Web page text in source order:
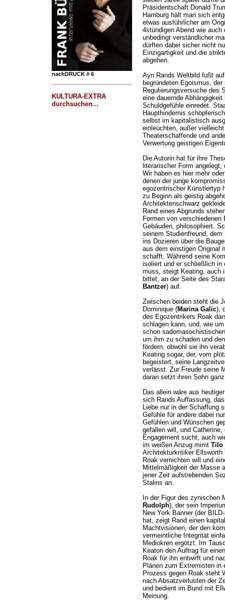
nachDRUCK # 6
KULTURA-EXTRA
durchsuchen...
Präsidentschaft Donald
Hamburg hält man sich
etwas ausführlicher am
4stündigen Abend wie
unbedingt verständlicher
dürften dabei sicher nicht
Einzigartigkeit und die
abgehen.
Ayn Rands Weltbild fußt
begründeten Egoismus,
Regulierungsversuche des
eine dauernde
Schuldgefühle einredet.
Haupthindernis
selbst im kapitalistisch
einleuchten, außer
Theaterschaffende und
Verwertung geistigen
Die Autorin hat für ihre
literarischer Form
Wir haben es hier mehr
denen der junge
egozentrischer Künstlertyp
zu Beginn als geistig
Architektenschwarz
Rand eines Abgrunds
Formen von
Gebäuden, philosophiert.
seinem Studienfreund,
ins Dozieren über die
aus dem einstigen Original
schafft. Während seine
isoliert und er schließlich in
muss, steigt Keating, auch
bittet, an der Seite des
Bantzer) auf.
Zwischen beiden steht die
Dominique (Marina Galic),
des Egozentrikers Roak
schlagen kann, und, wie
schon
um ihm zu schaden und
fördern, obwohl sie ihn
Keating sogar, der, vom
begeistert, seine
verlässt. Zur Freude seine
daran setzt ihren Sohn
Das allein wäre aus
sich Rands Auffassung,
Liebe nur in der Schaffung
Gefühle für andere dabei
Gefühlen und Wünschen
gefallen will, und
Engagement sucht, auch
im weißen Anzug mimt Tilo
Architekturkritiker Ellsworth
Roak vernichten will und
Mittelmäßigkeit der Masse
jener Zeit aufstrebenden
Stalins an.
In der Figur des zynischen
Rudolph), der sein
New York Banner (der
hat, zeigt Rand einen
Machtvisionen, der den
vermeintliche Integrität
Mediokren ergötzt. Im
Keaton den Auftrag für
Roak für ihn entwirft und
Plänen zum Extremisten in
Prozess gegen Roak steht
nach Absatzverlusten der
und bedient im Bund mit
Meinung.